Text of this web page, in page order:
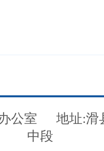
公室
地址:滑
中段